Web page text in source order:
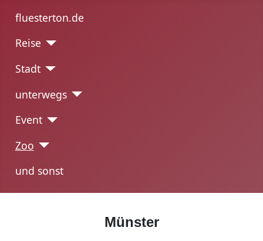
fluesterton.de
Reise
Stadt
unterwegs
Event
Zoo
und sonst
Münster